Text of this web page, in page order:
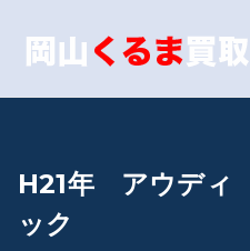
を
キH21年 アウディ
ック